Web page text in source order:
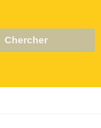
Chercher